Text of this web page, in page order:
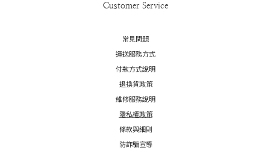
Customer Service
常見問題
運送服務方式
付款方式說明
退換貨政策
維修服務說明
隱私權政策
條款與細則
防詐騙宣導